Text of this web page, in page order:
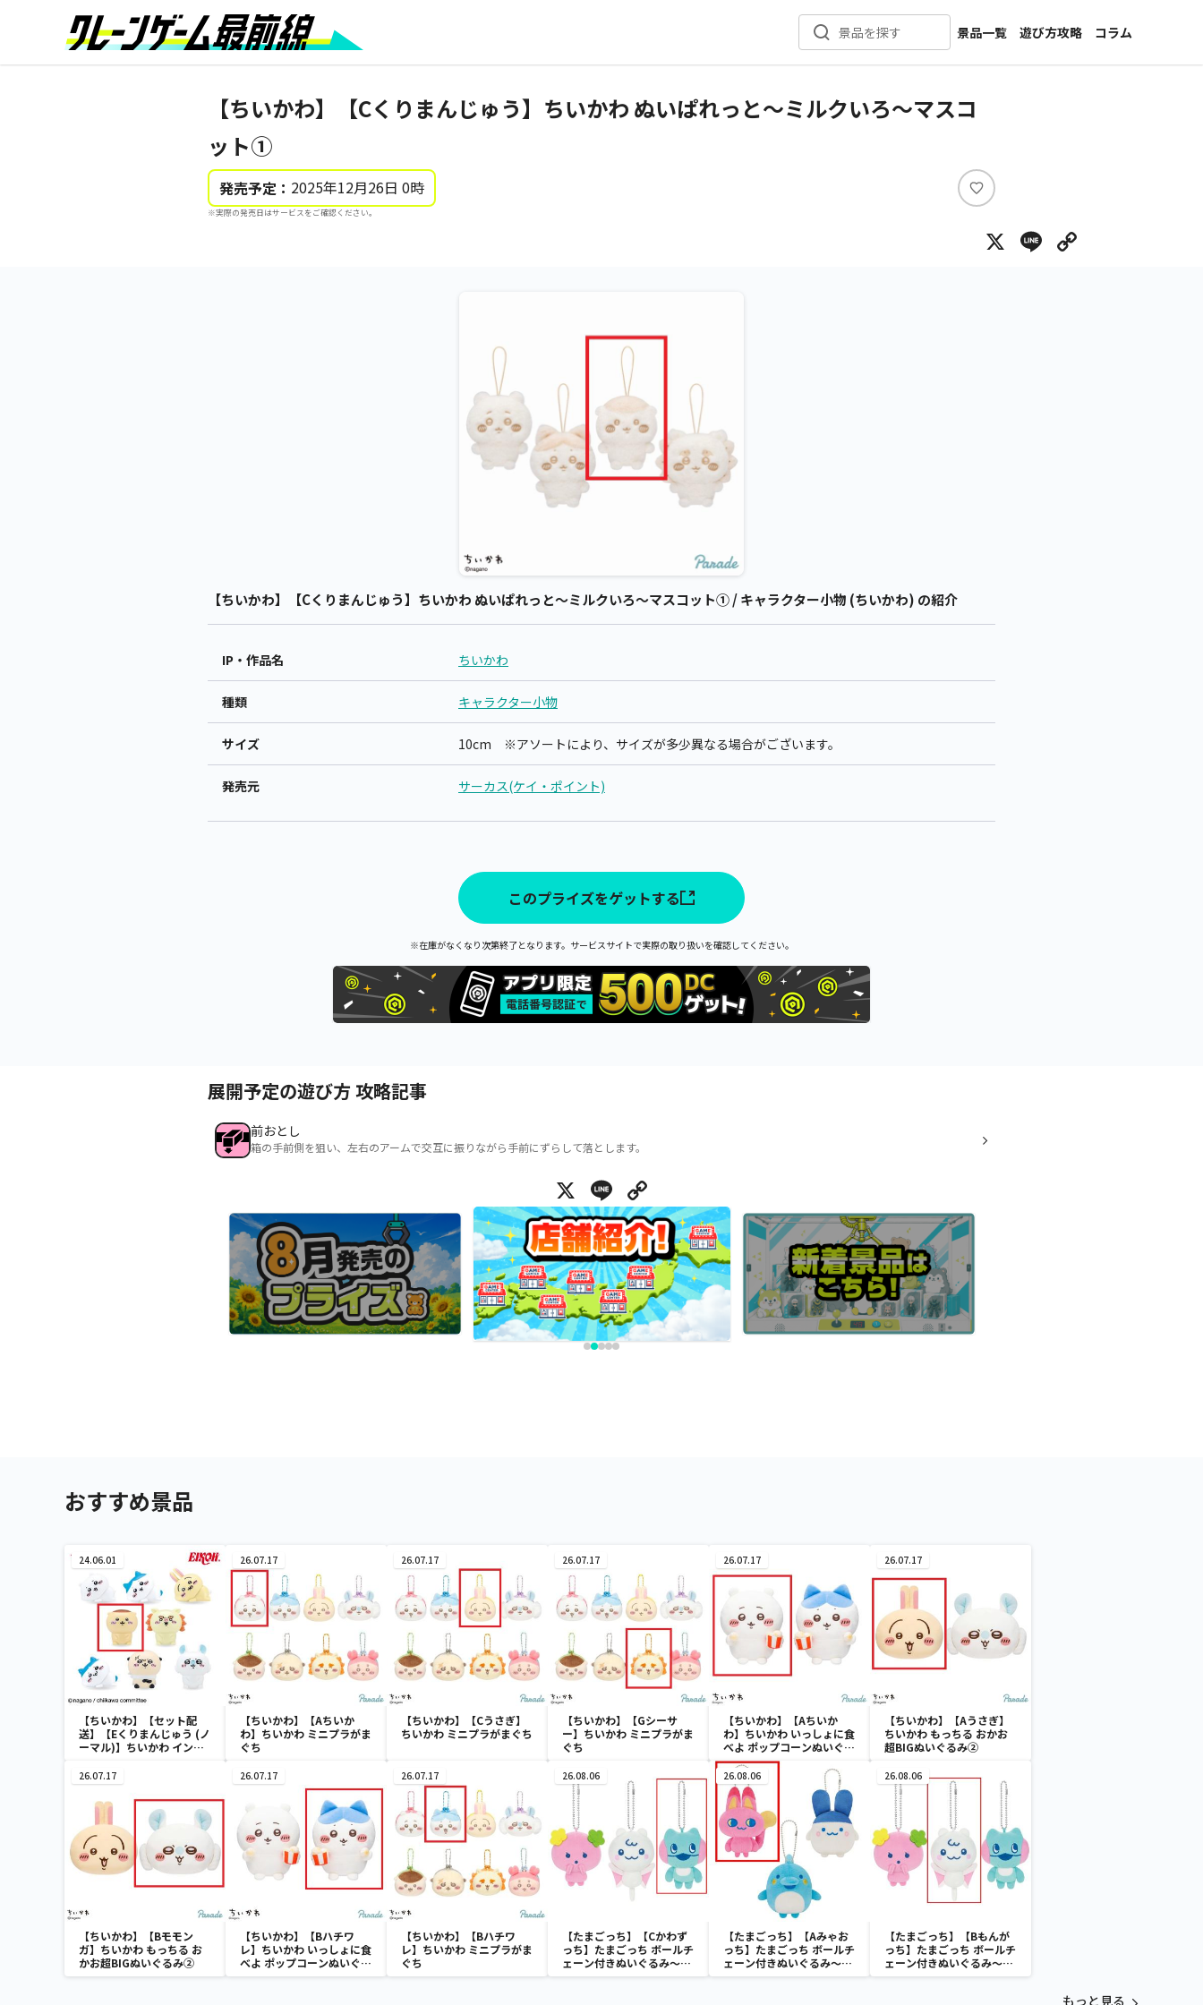
景品を探す
景品一覧
新着景品
遊び方攻略
コラム
インタビュー
【ちいかわ】【Cくりまんじゅう】ちいかわ ぬいぱれっと～ミルクいろ～マスコ
ット①
発売予定： 2025年12月26日 0時
※実際の発売日はサービスをご確認ください。
い
ね
X Line
【ちいかわ】【Cくりまんじゅう】ちいかわ ぬいぱれっと～ミルクいろ～マスコット① / キャラクター小物 (ちいかわ) の紹介
IP・作品名 ちいかわ
種類 キャラクター小物
サイズ 10cm ※アソートにより、サイズが多少異なる場合がございます。
発売元 サーカス(ケイ・ポイント)
このプライズをゲットする
※在庫がなくなり次第終了となります。サービスサイトで実際の取り扱いを確認してください。
展開予定の遊び方 攻略記事
前おとし
箱の手前側を狙い、左右のアームで交互に振りながら手前にずらして落とします。
X Line
おすすめ景品
24.06.01
【ちいかわ】【セット配
送】【Eくりまんじゅう (ノ
ーマル)】ちいかわ インテ
26.07.17
【ちいかわ】【Aちいか
わ】ちいかわ ミニプラがま
ぐち
26.07.17
【ちいかわ】【Cうさぎ】
ちいかわ ミニプラがまぐち
26.07.17
【ちいかわ】【Gシーサ
ー】ちいかわ ミニプラがま
ぐち
26.07.17
【ちいかわ】【Aちいか
わ】ちいかわ いっしょに食
べよ ポップコーンぬいぐる
み
26.07.17
【ちいかわ】【Aうさぎ】
ちいかわ もっちる おかお
超BIGぬいぐるみ②
26.07.17
【ちいかわ】【Bモモン
ガ】ちいかわ もっちる お
かお超BIGぬいぐるみ②
26.07.17
【ちいかわ】【Bハチワ
レ】ちいかわ いっしょに食
べよ ポップコーンぬいぐる
み
26.07.17
【ちいかわ】【Bハチワ
レ】ちいかわ ミニプラがま
ぐち
26.08.06
【たまごっち】【Cかわず
っち】たまごっち ボールチ
ェーン付きぬいぐるみ～
Tamagotchi Paradise～
26.08.06
【たまごっち】【Aみゃお
っち】たまごっち ボールチ
ェーン付きぬいぐるみ～
Tamagotchi Paradise～
26.08.06
【たまごっち】【Bもんが
っち】たまごっち ボールチ
ェーン付きぬいぐるみ～
Tamagotchi Paradise～
もっと見る